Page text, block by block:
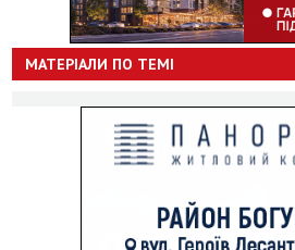
МАТЕРІАЛИ ПО ТЕМІ